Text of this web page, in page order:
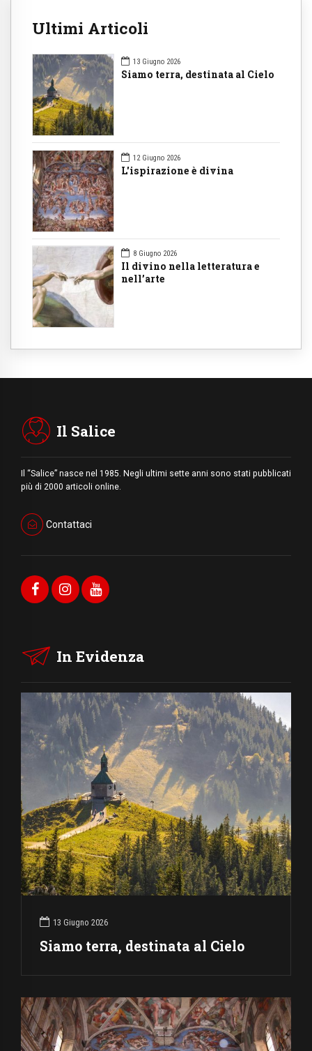
Ultimi Articoli
13 Giugno 2026
Siamo terra, destinata al Cielo
12 Giugno 2026
L'ispirazione è divina
8 Giugno 2026
Il divino nella letteratura e
nell’arte
Il Salice
Il “Salice” nasce nel 1985. Negli ultimi sette anni sono stati pubblicati
più di 2000 articoli online.
Contattaci
In Evidenza
13 Giugno 2026
Siamo terra, destinata al Cielo